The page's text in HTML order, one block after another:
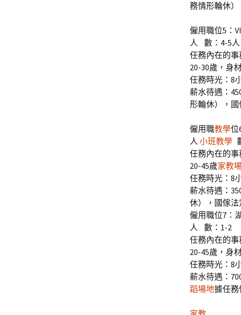
務情形輪休
僱用職位5：
人 數：4-5人
任務內在的
20-30歲，身
任務時光：8
薪水待遇：
形輪休），國
僱用職教學位
人 小班教學
任務內在的
20-45歲家教
任務時光：8
薪水待遇：
休），國傢
僱用職位7：
人 數：1-2
任務內在的
20-45歲，身
任務時光：8
薪水待遇：
蹈場地據任務